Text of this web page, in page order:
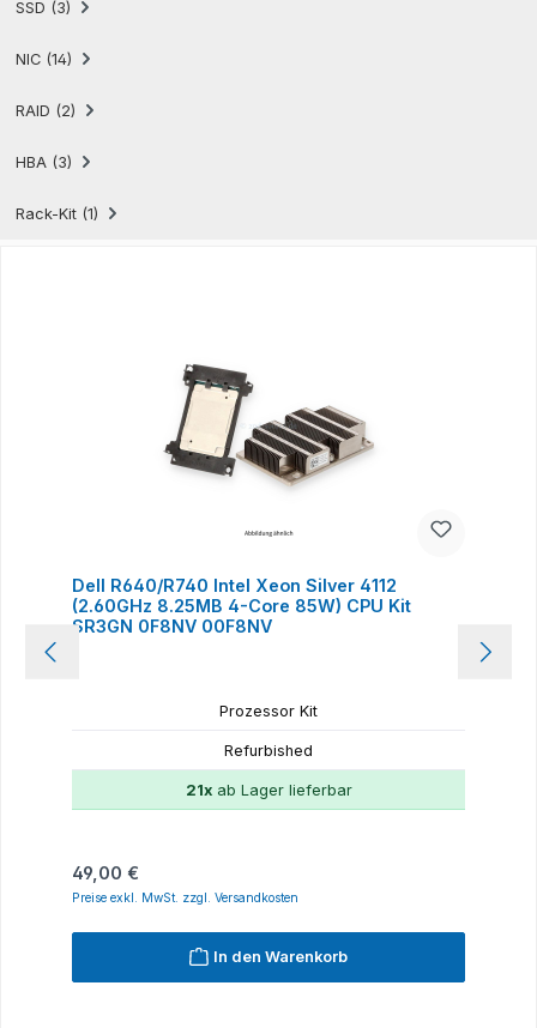
SSD (3)
NIC (14)
RAID (2)
HBA (3)
Rack-Kit (1)
Dell R640/R740 Intel Xeon Silver 4112
(2.60GHz 8.25MB 4-Core 85W) CPU Kit
SR3GN 0F8NV 00F8NV
Prozessor Kit
Refurbished
21xab Lager lieferbar
Regulärer Preis:
49,00 €
Preise exkl. MwSt. zzgl. Versandkosten
In den Warenkorb